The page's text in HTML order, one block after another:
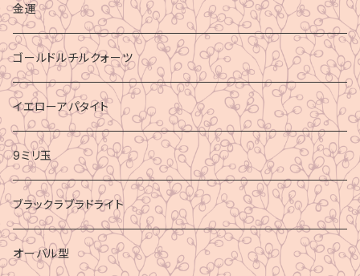
金運
ゴールドルチルクォーツ
イエローアパタイト
9ミリ玉
ブラックラブラドライト
オーバル型